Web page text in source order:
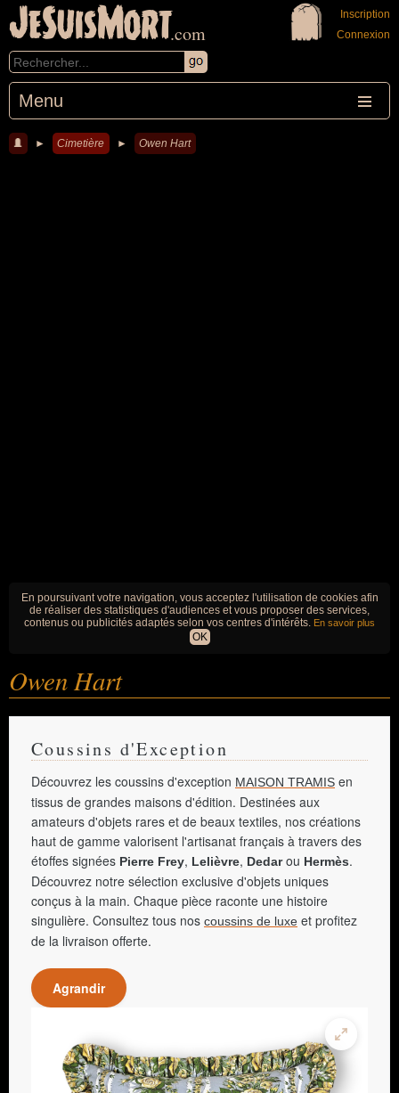
JeSuisMort.com
Menu
Inscription
Connexion
► Cimetière ► Owen Hart
En poursuivant votre navigation, vous acceptez l'utilisation de cookies afin
de réaliser des statistiques d'audiences et vous proposer des services,
contenus ou publicités adaptés selon vos centres d'intérêts. En savoir plus
OK
Owen Hart
Coussins d'Exception
Découvrez les coussins d'exception MAISON TRAMIS en
tissus de grandes maisons d'édition. Destinées aux
amateurs d'objets rares et de beaux textiles, nos créations
haut de gamme valorisent l'artisanat français à travers des
étoffes signées Pierre Frey, Lelièvre, Dedarou Hermès.
Découvrez notre sélection exclusive d'objets uniques
conçus à la main. Chaque pièce raconte une histoire
singulière. Consultez tous nos coussins de luxe et profitez
de la livraison offerte.
Agrandir